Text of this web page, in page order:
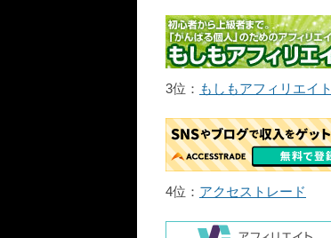
3位： もしもアフィリエイト
4位： アクセストレード